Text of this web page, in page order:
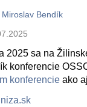
Miroslav Bendík
2025 sa na
konferencie
konferencie ako aj